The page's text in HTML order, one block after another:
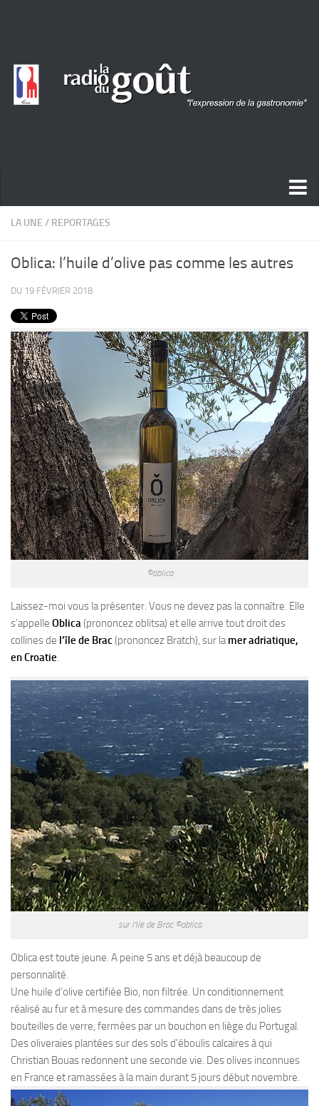
ACTUALITÉ
PRODUITS
RECETTES
Entrées
Plats
Desserts
Sauces
LA UNE / REPORTAGES
Oblica: l’huile d’olive pas comme les autres
DU 19 FÉVRIER 2018
©oblica
Laissez-moi vous la présenter. Vous ne devez pas la connaître. Elle
s’appelle Oblica(prononcez oblitsa) et elle arrive tout droit des
collines de l’île de Brac (prononcez Bratch), sur lamer adriatique,
en Croatie.
sur l’ile de Brac ©oblica
Oblicaest toute jeune. A peine 5 ans et déjà beaucoup de
personnalité.
Une huile d’olive certifiée Bio , non filtrée. Un conditionnement
réalisé au fur et à mesure des commandes dans de très jolies
bouteilles de verre, fermées par un bouchon en liège du Portugal.
Des oliveraies plantées sur dessols d’éboulis calcairesà qui
Christian Bouas redonnent une seconde vie. Desolives inconnues
en France et ramassées à la main durant 5 jours début novembre.